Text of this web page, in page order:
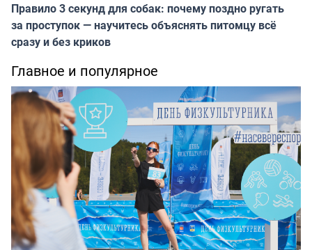
Правило 3 секунд для собак: почему поздно ругать
за проступок — научитесь объяснять питомцу всё
сразу и без криков
Главное и популярное